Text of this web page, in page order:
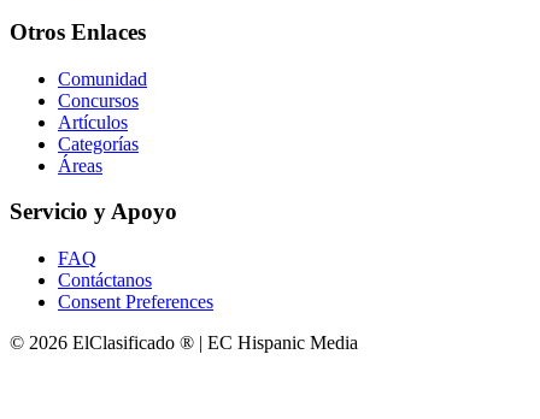
Otros Enlaces
Comunidad
Concursos
Artículos
Categorías
Áreas
Servicio y Apoyo
FAQ
Contáctanos
Consent Preferences
© 2026 ElClasificado ® | EC Hispanic Media